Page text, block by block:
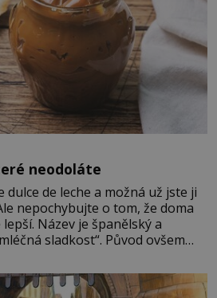
neodoláte
de leche a možná už jste ji
nepochybujte o tom, že doma
Název je španělský a
sladkost“. Původ ovšem
zemí a k tomu